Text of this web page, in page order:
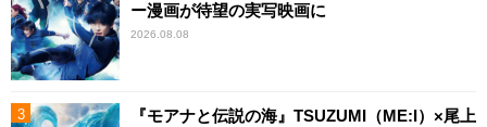
ー漫画が待望の実写映画に
2026.08.08
『モアナと伝説の海』TSUZUMI（ME:I）×尾上